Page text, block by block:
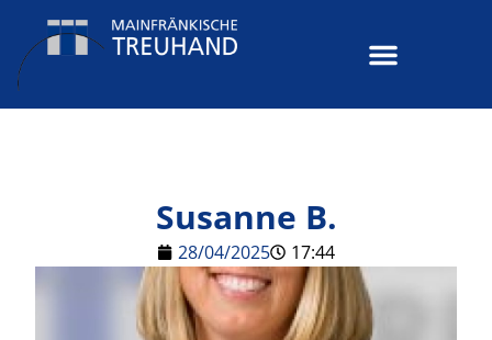
Susanne B.
28/04/2025 17:44